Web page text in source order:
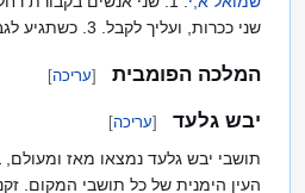
שני ככרות, ועליך לקבל. 3. כשתגיע לגבעת הא-לקים תפגוש חבל נביאים ותתנבא עימם ותהפך לאיש אחר! 776667ווומגוונים שולטיםםםםםםם
המלכה הפומבית [עריכה]
יבש גלעד [עריכה]
תושבי יבש גלעד נמצאו מאז
העין הימנית של כל תושבי המקום.